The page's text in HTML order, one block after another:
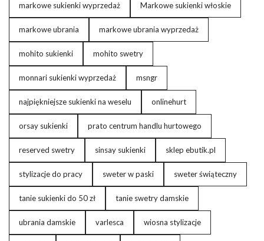
markowe sukienki wyprzedaż Markowe sukienki włoskie
markowe ubrania markowe ubrania wyprzedaż
mohito sukienki mohito swetry
monnari sukienki wyprzedaż msngr
najpiękniejsze sukienki na weselu onlinehurt
orsay sukienki prato centrum handlu hurtowego
reserved swetry sinsay sukienki sklep ebutik.pl
stylizacje do pracy sweter w paski sweter świąteczny
tanie sukienki do 50 zł tanie swetry damskie
ubrania damskie varlesca wiosna stylizacje